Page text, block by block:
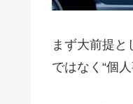
まず大前提
ではなく“個